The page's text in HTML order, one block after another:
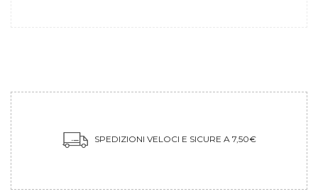
SPEDIZIONI VELOCI E SICURE A 7,50€